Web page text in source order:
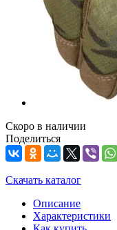
Скоро в наличии
Поделиться
Скачать каталог
Описание
Характеристики